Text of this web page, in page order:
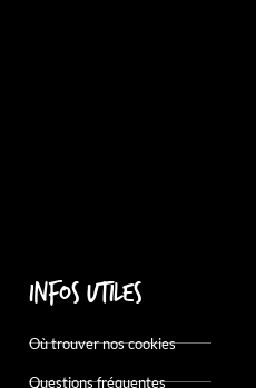
Infos utiles
Où trouver nos cookies
Questions fréquentes